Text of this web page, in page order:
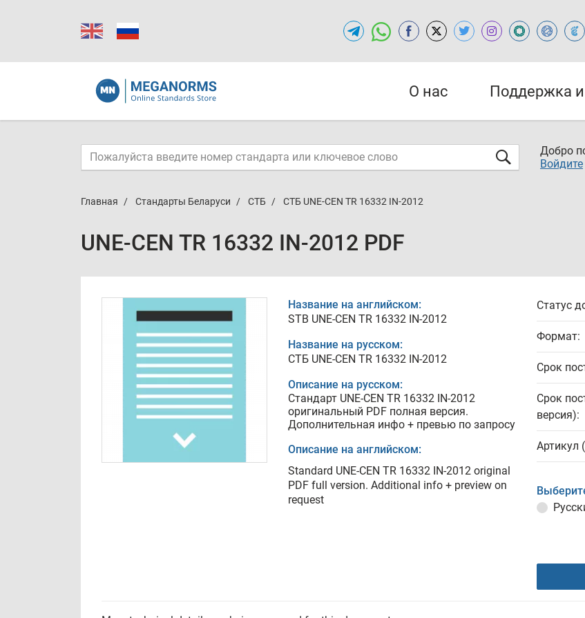
О нас Поддержка
Добро
Войдите
Главная Стандарты Беларуси СТБ СТБ UNE-CEN TR 16332 IN-2012
UNE-CEN TR 16332 IN-2012 PDF
Название на английском:
STB UNE-CEN TR 16332 IN-2012
Название на русском:
СТБ UNE-CEN TR 16332 IN-2012
Описание на русском:
Стандарт UNE-CEN TR 16332 IN-2012
оригинальный PDF полная версия.
Дополнительная инфо + превью по запросу
Описание на английском:
Standard UNE-CEN TR 16332 IN-2012 original
PDF full version. Additional info + preview on
request
Статус
Формат:
Срок
Срок
версия):
Артикул